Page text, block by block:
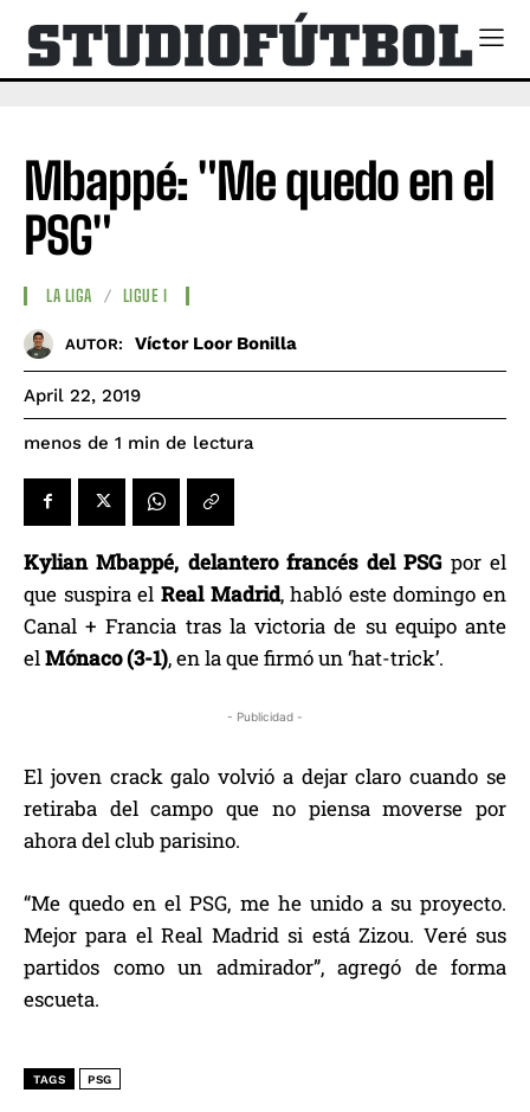
Mbappé: "Me quedo en el
PSG"
LA LIGA LIGUE I
AUTOR: Víctor Loor Bonilla
April 22, 2019
menos de 1 min de lectura
Kylian Mbappé, delantero francés del PSGpor el
que suspira el Real Madrid, habló este domingo en
Canal + Francia tras la victoria de su equipo ante
elMónaco (3-1), en la que firmó un ‘hat-trick’.
- Publicidad -
El joven crack galo volvió a dejar claro cuando se
retiraba del campo que no piensa moverse por
ahora del club parisino.
“Me quedo en el PSG, me he unido a su proyecto.
Mejor para el Real Madrid si está Zizou. Veré sus
partidos como un admirador”, agregó de forma
escueta.
TAGS PSG